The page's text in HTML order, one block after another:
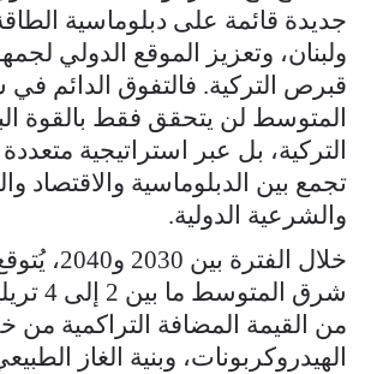
جديدة قائمة على دبلوماسية
ولبنان، وتعزيز الموقع الدولي
قبرص التركية. فالتفوق الدائم
المتوسط لن يتحقق فقط بالقوة
التركية، بل عبر استراتيجية
تجمع بين الدبلوماسية والاقتصاد
والشرعية الدولية.
خلال الفترة بين
شرق
من القيمة المضافة التراكمية من
الهيدروكربونات، وبنية الغاز